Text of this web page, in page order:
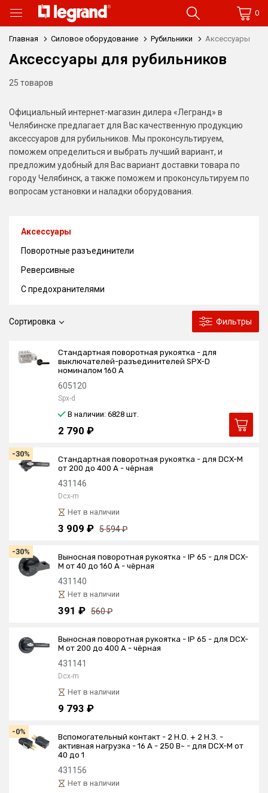
0
Главная Силовое оборудование Рубильники Аксессуары
Аксессуары для рубильников
25 товаров
Официальный интернет-магазин дилера «Легранд» в
Челябинске предлагает для Вас качественную продукцию
аксессуаров для рубильников. Мы проконсультируем,
поможем определиться и выбрать лучший вариант, и
предложим удобный для Вас вариант доставки товара по
городу Челябинск, а также поможем и проконсультируем по
вопросам установки и наладки оборудования.
Сортировка Фильтры
Стандартная поворотная рукоятка - для
выключателей-разъединителей SPX-D
номиналом 160 A
605120
Spx-d
В наличии: 6828 шт.
2 790 ₽
-30%
Стандартная поворотная рукоятка - для DCX-M
от 200 до 400 А - чёрная
431146
Dcx-m
Нет в наличии
3 909 ₽ 5 594 ₽
-30%
Выносная поворотная рукоятка - IP 65 - для DCX-
M от 40 до 160 А - чёрная
431140
Нет в наличии
391 ₽ 560 ₽
Выносная поворотная рукоятка - IP 65 - для DCX-
M от 200 до 400 А - чёрная
431141
Dcx-m
Нет в наличии
9 793 ₽
-0%
Вспомогательный контакт - 2 Н.О. + 2 Н.З. -
активная нагрузка - 16 А - 250 В~ - для DCX-M от
40 до 1
431156
Нет в наличии
Аксессуары
Поворотные разъединители
Реверсивные
С предохранителями